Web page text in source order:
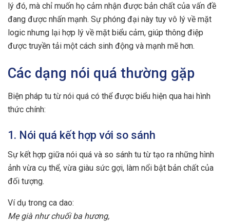
lý đó, mà chỉ muốn họ cảm nhận được bản chất của vấn đề
đang được nhấn mạnh. Sự phóng đại này tuy vô lý về mặt
logic nhưng lại hợp lý về mặt biểu cảm, giúp thông điệp
được truyền tải một cách sinh động và mạnh mẽ hơn.
Các dạng nói quá thường gặp
Biện pháp tu từ nói quá có thể được biểu hiện qua hai hình
thức chính:
1. Nói quá kết hợp với so sánh
Sự kết hợp giữa nói quá và so sánh tu từ tạo ra những hình
ảnh vừa cụ thể, vừa giàu sức gợi, làm nổi bật bản chất của
đối tượng.
Ví dụ trong ca dao:
Mẹ già như chuối ba hương,